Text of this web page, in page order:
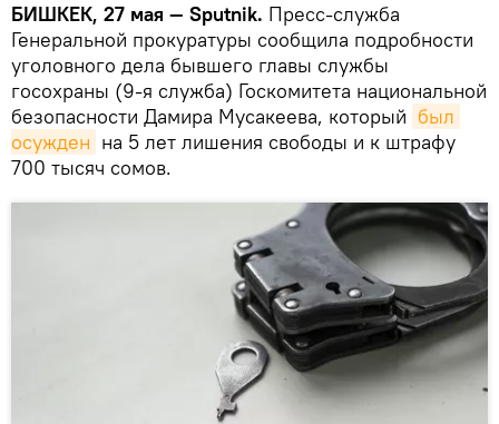
БИШКЕК, 27 мая — Sputnik. Пресс-служба
Генеральной прокуратуры сообщила подробности
уголовного дела бывшего главы службы
госохраны (9-я служба) Госкомитета национальной
безопасности Дамира Мусакеева, который был
осужден на 5 лет лишения свободы и к штрафу
700 тысяч сомов.